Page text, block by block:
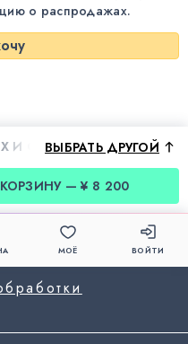
о распродажах.
И СПУТАННЫХ ВОЛОС
ВЫБРАТЬ ДРУГОЙ
— ¥ 8 200
МОЁ ВОЙТИ